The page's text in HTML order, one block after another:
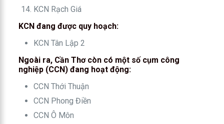
KCN Rạch Giá
KCN đang được quy hoạch:
KCN Tân Lập 2
Ngoài ra, Cần Thơ còn có một số cụm công
nghiệp (CCN) đang hoạt động:
CCN Thới Thuận
CCN Phong Điền
CCN Ô Môn